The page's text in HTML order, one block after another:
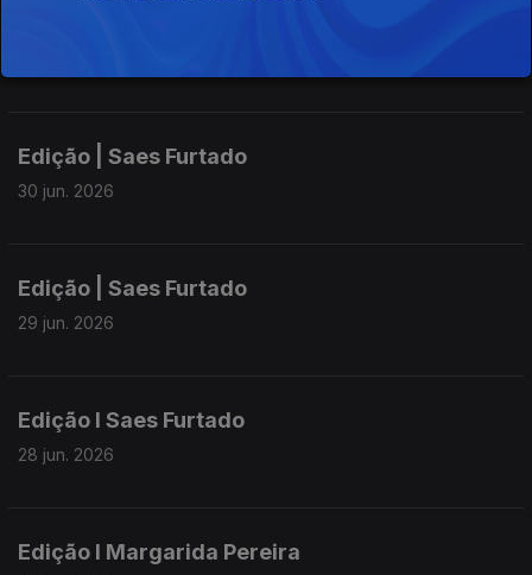
Edição | Saes Furtado
30 jun. 2026
Edição | Saes Furtado
29 jun. 2026
Edição I Saes Furtado
28 jun. 2026
Edição I Margarida Pereira